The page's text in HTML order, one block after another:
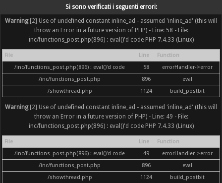
Si sono verificati i seguenti errori:
Warning[2] Use of undefined constant inline_ad - assumed 'inline_ad' (this will
throw an Error in a future version of PHP) - Line: 58 - File:
inc/functions_post.php(896) : eval()'d code PHP 7.4.33 (Linux)
File Line
Function
/inc/functions_post.php(896) : eval()'d code
58
errorHandler->error
/inc/functions_post.php
896
eval
/showthread.php
1124 build_postbit
Warning[2] Use of undefined constant inline_ad - assumed 'inline_ad' (this will
throw an Error in a future version of PHP) - Line: 49 - File:
inc/functions_post.php(896) : eval()'d code PHP 7.4.33 (Linux)
File Line
Function
/inc/functions_post.php(896) : eval()'d code
49
errorHandler->error
/inc/functions_post.php
896
eval
/showthread.php
1124 build_postbit